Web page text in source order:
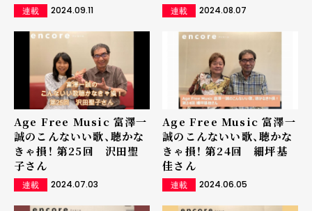
連載 2024.09.11 連載 2024.08.07
Age Free Music 富澤一
誠のこんないい歌、聴かな
きゃ損！ 第25回 沢田聖
子さん
連載 2024.07.03
Age Free Music 富澤一
誠のこんないい歌、聴かな
きゃ損！ 第24回 細坪基
佳さん
連載 2024.06.05